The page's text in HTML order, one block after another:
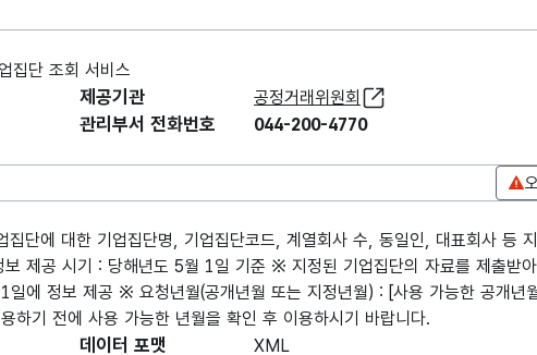
집단 조회 서비스
제공기관 공정거래위원회
관리부서 전화번호 044-200-4770
단에 대한 기업집단명, 기업집단코드, 계열회사 수, 동일인, 대표회사 등
제공 시기 : 당해년도 5월 1일 기준 ※ 지정된 기업집단의 자료를 제출받
에 정보 제공 ※ 요청년월(공개년월 또는 지정년월) : [사용 가능한 공개년
기 전에 사용 가능한 년월을 확인 후 이용하시기 바랍니다.
데이터 포맷 XML